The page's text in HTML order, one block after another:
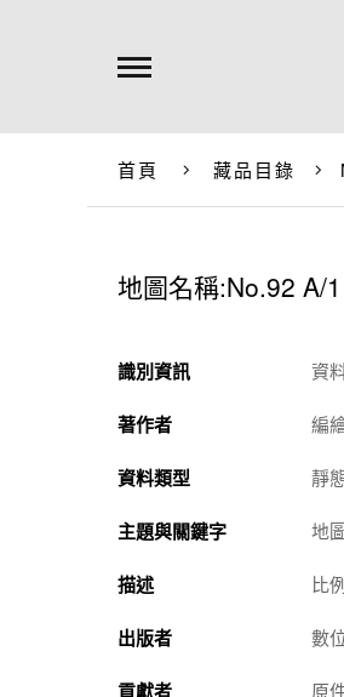
首頁 藏品目錄
地圖名稱:No.92 A/
識別資訊 資
著作者 編
資料類型 靜
主題與關鍵字 地
描述 比
出版者 數
貢獻者 原